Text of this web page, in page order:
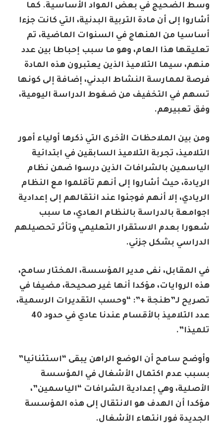
وسط الضحيج في بعض المواد الأساسية. كما
أشاروا إلى أن مادة التربية البدنية، التي كانت جزءا
أساسيا من المنهاج في السنوات الماضية، تم
تعليقها هذا العام، وهو ما سبب إحباطا بين عدد
منهم، سيما التلاميذ الذين يعتبرون هذه المادة
فرصة لممارسة النشاط البدني، إضافة إلى كونها
تسهم في التخفيف من ضغوط الدراسة اليومية،
وفق تعبيرهم.
ومن بين الملاحظات الأخرى التي ذكرها أولياء أمور
التلاميذ، تجربة التلاميذ السابقين في ابتدائية
الياسمين بالشرافات الذين درسوا ضمن نظام
الريادة، حيث أشاروا إلى أنهم تأقلموا مع النظام
الريادي، إلا أنهم فوجئوا عند انتقالهم إلى إعدادية
اجوامعة بالدراسة بالنظام العادي، ما سبب
شعورا بعدم الاستقرار التعليمي وتأثر تحصيلهم
الدراسي بشكل جزئي.
في المقابل، نفى مدير المؤسسة، المختار سامح،
هذه الروايات، مؤكدا أنها غير صحيحة، مضيفا في
تصريح لـ”طنجة +”: “وحسب التقديرات الرسمية،
عدد التلاميذ بالأقسام عندنا عادي في حدود 40
تلميذا”.
وأوضح سامح أن الوضع الراهن يبقى “استثنائيا”
بسبب عدم اكتمال الأشغال في المؤسسة
الأصلية، وهي إعدادية الشرافات “الياسمين”،
مؤكدا أن الهدف هو الانتقال إلى هذه المؤسسة
الجديدة فور انتهاء الأشغال.